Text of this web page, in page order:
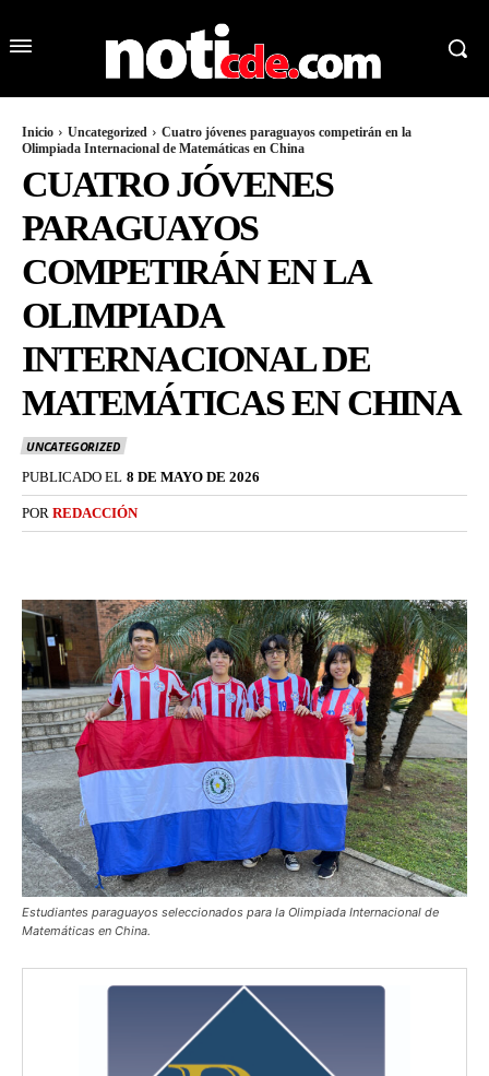
Inicio Uncategorized
Cuatro jóvenes paraguayos competirán en la
Olimpiada Internacional de Matemáticas en China
CUATRO JÓVENES
PARAGUAYOS
COMPETIRÁN EN LA
OLIMPIADA
INTERNACIONAL DE
MATEMÁTICAS EN CHINA
UNCATEGORIZED
PUBLICADO EL 8 DE MAYO DE 2026
POR REDACCIÓN
Estudiantes paraguayos seleccionados para la Olimpiada Internacional de
Matemáticas en China.